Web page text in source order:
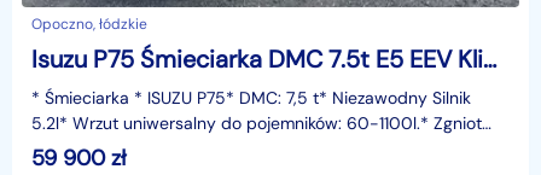
Opoczno, łódzkie
Isuzu P75 Śmieciarka DMC 7.5t E5 EEV Klima 3-Osoby
* Śmieciarka * ISUZU P75* DMC: 7,5 t* Niezawodny Silnik
5.2l* Wrzut uniwersalny do pojemników: 60-1100l.* Zgniot
odpadów* Stopień zagęszczenia odpadów: 4:1* Szc
59 900zł